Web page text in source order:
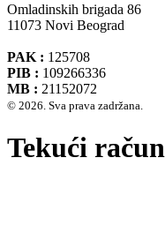
Omladinskih brigada 86
11073 Novi Beograd
PAK : 125708
PIB : 109266336
MB : 21152072
© 2026. Sva prava zadržana.
Tekući račun